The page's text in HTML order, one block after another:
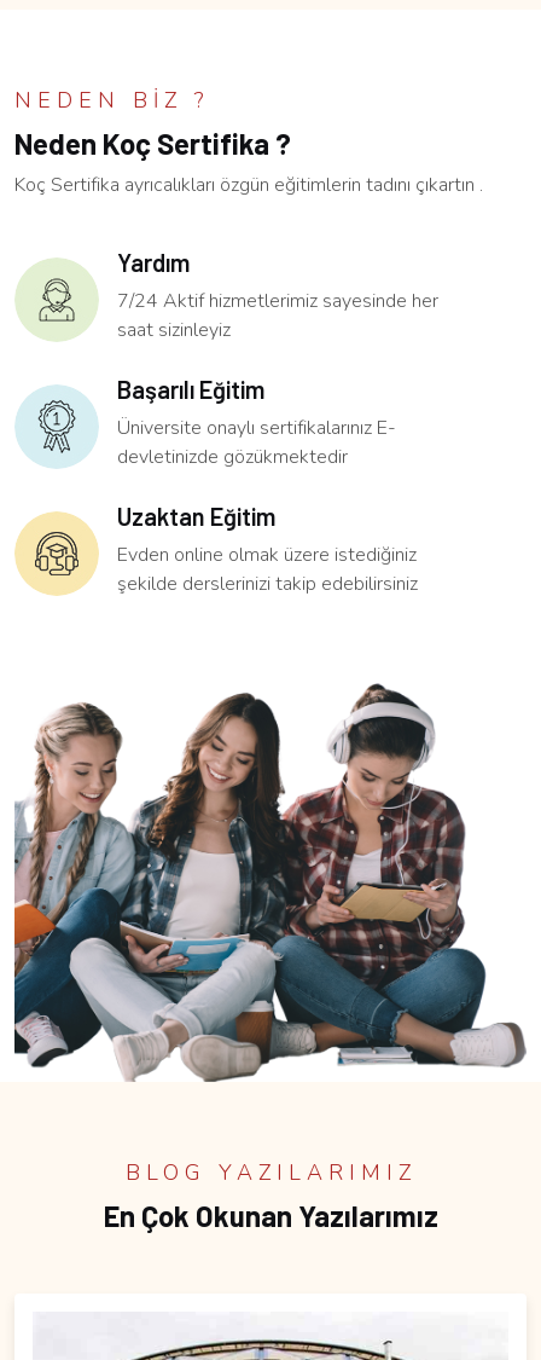
NEDEN BIZ ?
Neden Koç Sertifika ?
Koç Sertifika ayrıcalıkları özgün eğitimlerin tadını çıkartın .
Yardım
7/24 Aktif hizmetlerimiz sayesinde her
saat sizinleyiz
Başarılı Eğitim
Üniversite onaylı sertifikalarınız E-
devletinizde gözükmektedir
Uzaktan Eğitim
Evden online olmak üzere istediğiniz
şekilde derslerinizi takip edebilirsiniz
BLOG YAZILARIMIZ
En Çok Okunan Yazılarımız